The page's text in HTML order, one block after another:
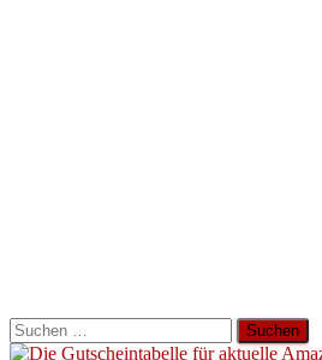
Suchen
nach: